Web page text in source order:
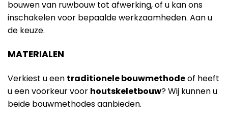
bouwen van ruwbouw tot afwerking, of u kan ons
inschakelen voor bepaalde werkzaamheden. Aan u
de keuze.
MATERIALEN
Verkiest u een traditionele bouwmethodeof heeft
u een voorkeur voor houtskeletbouw? Wij kunnen u
beide bouwmethodes aanbieden.